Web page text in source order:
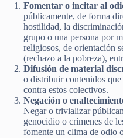
Fomentar o incitar al
públicamente, de forma
hostilidad, la
grupo o una persona por
religiosos, de orientación
(rechazo a la pobreza),
Difusión de material
o distribuir contenidos
contra estos colectivos.
Negación o
Negar o trivializar
genocidio o crímenes de
fomente un clima de odio